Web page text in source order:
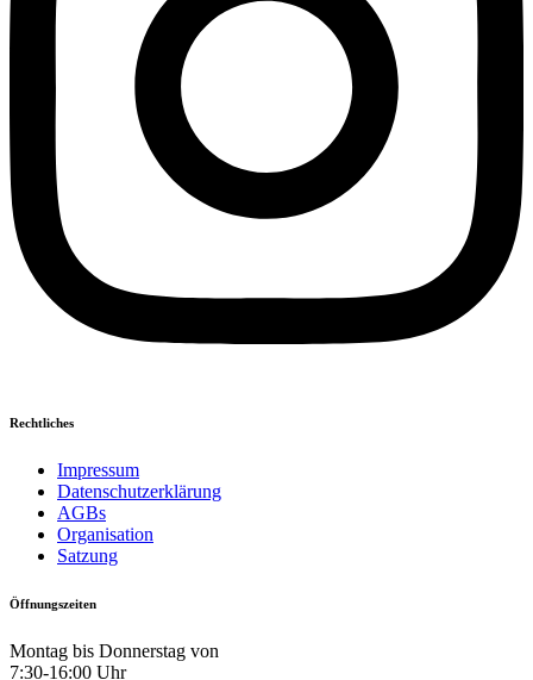
Rechtliches
Impressum
Datenschutzerklärung
AGBs
Organisation
Satzung
Öffnungszeiten
Montag bis Donnerstag von
7:30-16:00 Uhr